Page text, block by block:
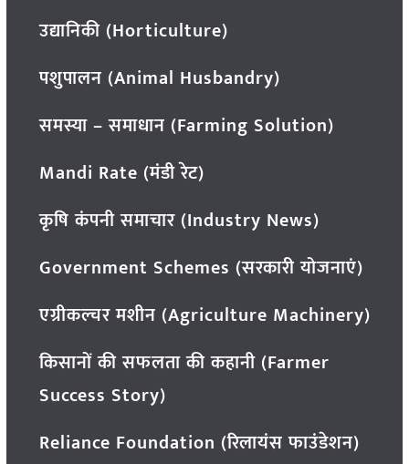
उद्यानिकी (Horticulture)
पशुपालन (Animal Husbandry)
समस्या – समाधान (Farming Solution)
Mandi Rate (मंडी रेट)
कृषि कंपनी समाचार (Industry News)
Government Schemes (सरकारी योजनाएं)
एग्रीकल्चर मशीन (Agriculture Machinery)
किसानों की सफलता की कहानी (Farmer
Success Story)
Reliance Foundation (रिलायंस फाउंडेशन)